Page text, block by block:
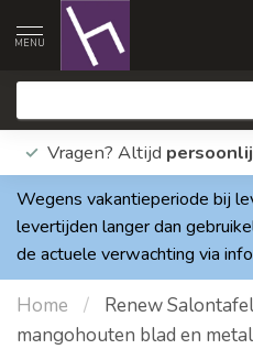
MENU
Vragen? Altijd
Wegens vakantieperiode bij
levertijden langer dan
de actuele verwachting via
Home /
Renew
mangohouten blad en